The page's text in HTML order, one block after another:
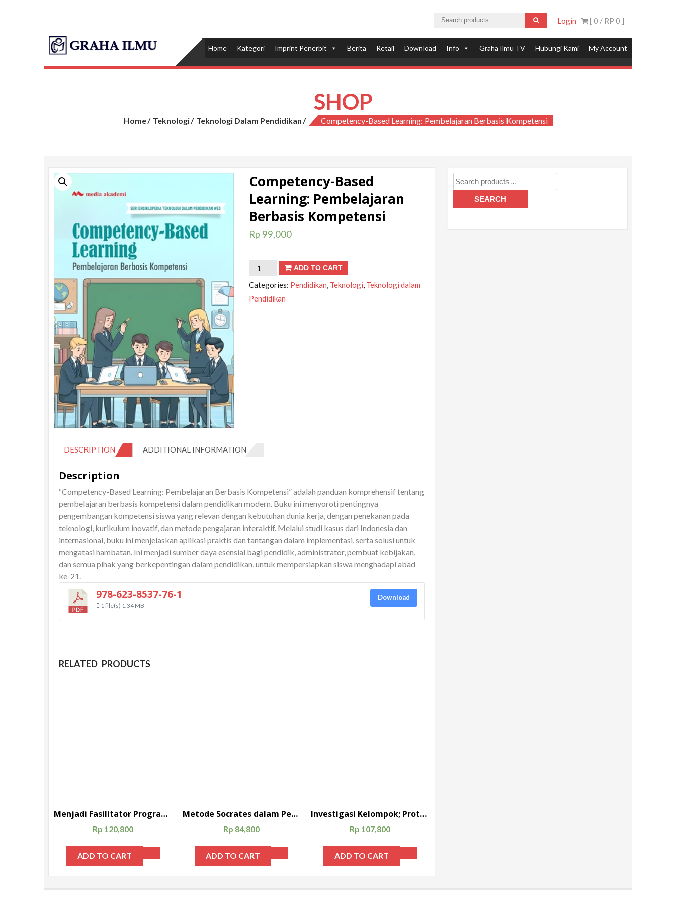
[ 0 / RP 0 ]
Login
Graha Ilmu
Home Kategori Imprint Penerbit Berita Retail Download Info Graha Ilmu TV Hubungi Kami My Account
SHOP
Home Teknologi Teknologi Dalam Pendidikan Competency-Based Learning: Pembelajaran Berbasis Kompetensi
Competency-Based
Learning: Pembelajaran
Berbasis Kompetensi
Rp 99,000
Competency- ADD TO CART
Categories: Pendidikan, Teknologi, Teknologi dalam
Pendidikan
DESCRIPTION ADDITIONAL INFORMATION
Description
“Competency-Based Learning: Pembelajaran Berbasis Kompetensi” adalah panduan komprehensif tentang
pembelajaran berbasis kompetensi dalam pendidikan modern. Buku ini menyoroti pentingnya
pengembangan kompetensi siswa yang relevan dengan kebutuhan dunia kerja, dengan penekanan pada
teknologi, kurikulum inovatif, dan metode pengajaran interaktif. Melalui studi kasus dari Indonesia dan
internasional, buku ini menjelaskan aplikasi praktis dan tantangan dalam implementasi, serta solusi untuk
mengatasi hambatan. Ini menjadi sumber daya esensial bagi pendidik, administrator, pembuat kebijakan,
dan semua pihak yang berkepentingan dalam pendidikan, untuk mempersiapkan siswa menghadapi abad
ke-21.
978-623-8537-76-1
1 file(s) 1.34 MB
Download
RELATED PRODUCTS
Menjadi Fasilitator Program Pelatihan Dan Pengembangan; Dilengkapi Permainan-Permainan Menarik Dalam Pelatihan Dan Pengembangan
Rp 120,800
ADD TO CART
Metode Socrates dalam Pembelajaran Berpikir Kritis; Aplikasi dalam Matematika
Rp 84,800
ADD TO CART
Investigasi Kelompok; Prototipe Pembelajaran Menulis Akademik
Rp 107,800
ADD TO CART
Search
for:
SEARCH